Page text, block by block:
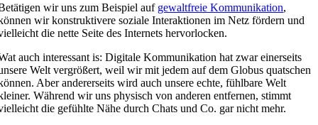
wir uns zum Beispiel auf gewaltfreie Kommunikation,
wir konstruktivere soziale Interaktionen im Netz fördern und
die nette Seite des Internets hervorlocken.
auch interessant is: Digitale Kommunikation hat zwar einerseits
Welt vergrößert, weil wir mit jedem auf dem Globus quatschen
Aber andererseits wird auch unsere echte, fühlbare Welt
Während wir uns physisch von anderen entfernen, stimmt
die gefühlte Nähe durch Chats und Co. gar nicht mehr.